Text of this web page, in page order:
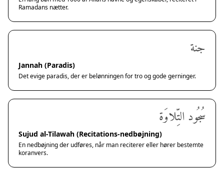
Ramadans nætter.
جنة
Jannah (Paradis)
Det evige paradis, der er belønningen for tro og gode gerninger.
سُجُود التِّلاوَة
Sujud al-Tilawah (Recitations-nedbøjning)
En nedbøjning der udføres, når man reciterer eller hører bestemte
koranvers.